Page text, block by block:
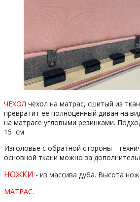
ЧЕХОЛ чехол на матрас, сшитый из
превратит ее полноценный диван на
на матрасе угловыми резинками.
15 см
Изголовье с обратной стороны -
основной ткани можно за
НОЖКИ - из массива дуба. Высота
МАТРАС.